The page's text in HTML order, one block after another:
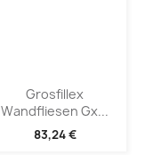
Grosfillex
Wandfliesen Gx...
83,24 €